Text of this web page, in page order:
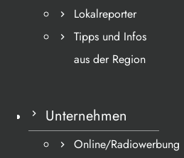
Lokalreporter
Tipps und Infos
aus der Region
Unternehmen
Online/Radiowerbung